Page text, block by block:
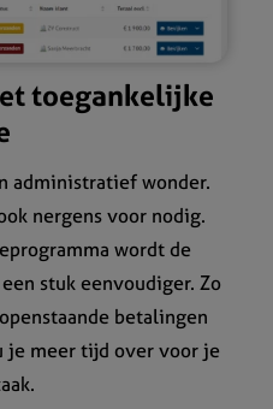
toegankelijke
administratief wonder.
nergens voor nodig.
wordt de
stuk eenvoudiger. Zo
betalingen
je meer tijd over voor je